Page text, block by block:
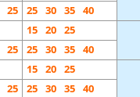
25 25 30 35 40
15 20 25
25 25 30 35 40
15 20 25
25 25 30 35 40